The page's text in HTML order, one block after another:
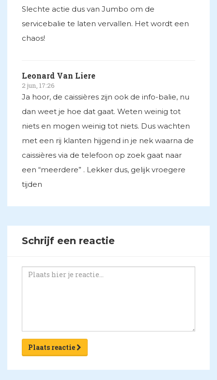
Slechte actie dus van Jumbo om de
servicebalie te laten vervallen. Het wordt een
chaos!
Leonard Van Liere
2 jun, 17:26
Ja hoor, de caissières zijn ook de info-balie, nu
dan weet je hoe dat gaat. Weten weinig tot
niets en mogen weinig tot niets. Dus wachten
met een rij klanten hijgend in je nek waarna de
caissières via de telefoon op zoek gaat naar
een “meerdere” . Lekker dus, gelijk vroegere
tijden
Schrijf een reactie
Plaats reactie